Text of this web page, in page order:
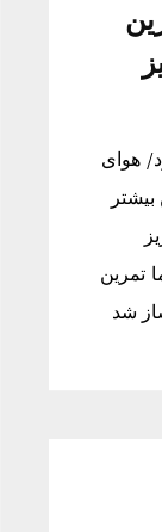
هوای
تمرین
شد